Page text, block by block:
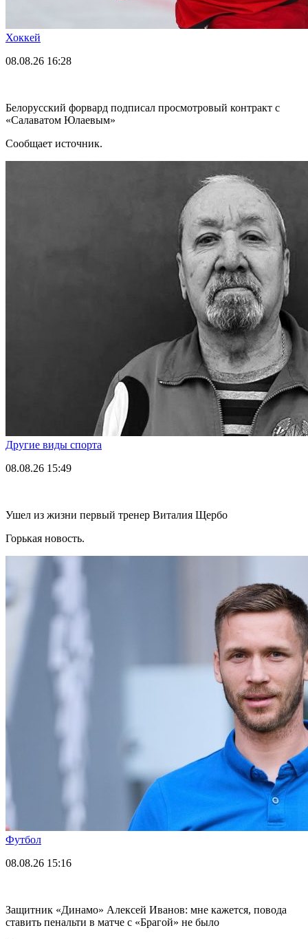
Хоккей
08.08.26 16:28
Белорусский форвард подписал просмотровый контракт с
«Салаватом Юлаевым»
Сообщает источник.
Другие виды спорта
08.08.26 15:49
Ушел из жизни первый тренер Виталия Щербо
Горькая новость.
Футбол
08.08.26 15:16
Защитник «Динамо» Алексей Иванов: мне кажется, повода
ставить пенальти в матче с «Брагой» не было